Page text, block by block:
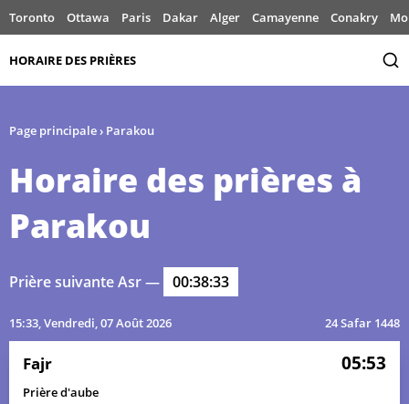
Toronto Ottawa Paris Dakar Alger Camayenne Conakry
HORAIRE DES PRIÈRES
Page principale› Parakou
Horaire des prières à
Parakou
Prière suivante Asr — 00:38:33
15:33, Vendredi, 07 Août 2026 24 Safar 1448
Fajr 05:53
Prière d'aube